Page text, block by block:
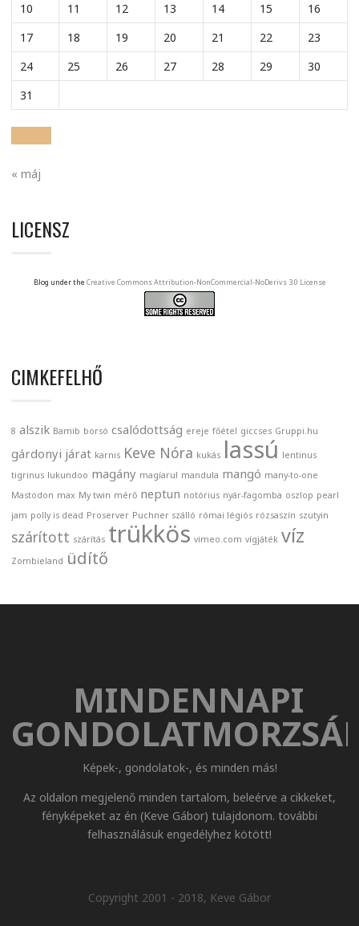
10
11 12 13 14 15
16
17
18 19 20 21 22
23
24
25 26 27 28 29
30
31
« máj
LICENSZ
Blog under the Creative Commons Attribution-NonCommercial-NoDerivs 3.0 License
CIMKEFELHŐ
8 alszik Bamib borsó csalódottság ereje főétel giccses Gruppi.hu
gárdonyi járat karnis Keve Nóra kukás lassú lentinus
tigrinus lukundoo magány magíarul mandula mangó many-to-one
Mastodon max My twin mérő neptun notórius nyár-fagomba oszlop pearl
jam polly is dead Proserver Puchner szálló római légiós rózsaszín szutyin
szárított szárítás trükkös vimeo.com vígjáték víz
Zombieland üdítő
MINDENNAPI
Képek-, gondolatok-, és minden más!
Az oldalon megjelenő minden tartalom, beleérve a cikkeket,
fényképeket az én (Keve Gábor) tulajdonom. további
felhasználásuk engedélyhez kötött!
Copyright 2001 - 2018, Keve Gábor